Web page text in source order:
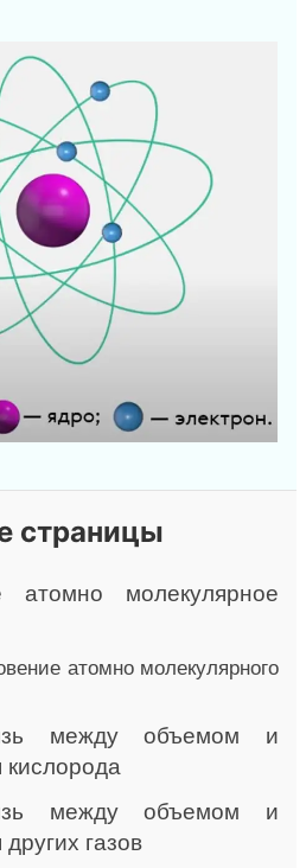
страницы
атомно молекулярное
атомно молекулярного
между объемом и
между объемом и
газов